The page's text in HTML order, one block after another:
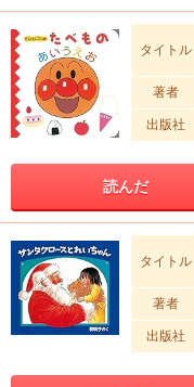
タイトル
著者
出版社
読んだ
タイトル
著者
出版社